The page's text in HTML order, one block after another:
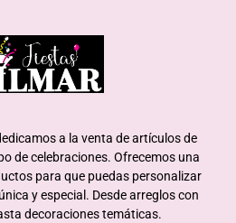
a la venta de artículos de
de celebraciones. Ofrecemos una
para que puedas personalizar
y especial. Desde arreglos con
decoraciones temáticas.